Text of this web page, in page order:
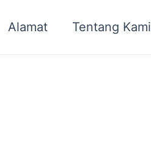
Alamat Tentang Kami